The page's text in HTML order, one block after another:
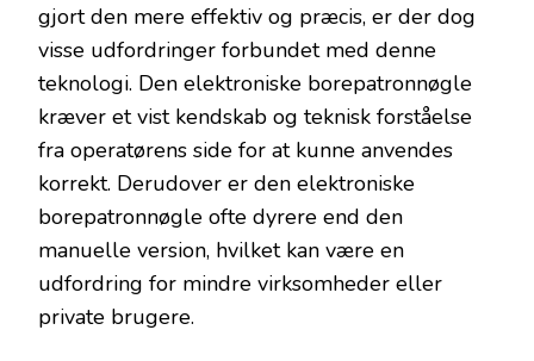
gjort den mere effektiv og præcis, er der dog
visse udfordringer forbundet med denne
teknologi. Den elektroniske borepatronnøgle
kræver et vist kendskab og teknisk forståelse
fra operatørens side for at kunne anvendes
korrekt. Derudover er den elektroniske
borepatronnøgle ofte dyrere end den
manuelle version, hvilket kan være en
udfordring for mindre virksomheder eller
private brugere.